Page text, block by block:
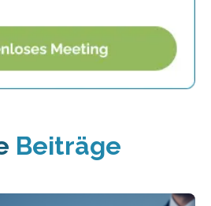
Beiträge